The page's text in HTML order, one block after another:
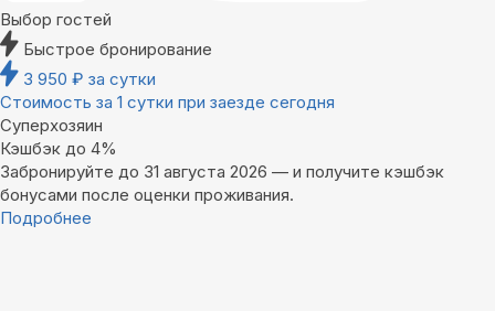
Выбор гостей
Быстрое бронирование
3 950 ₽ за сутки
Стоимость за 1 сутки при заезде сегодня
Суперхозяин
Кэшбэк до 4%
Забронируйте до 31 августа 2026 — и получите кэшбэк
бонусами после оценки проживания.
Подробнее